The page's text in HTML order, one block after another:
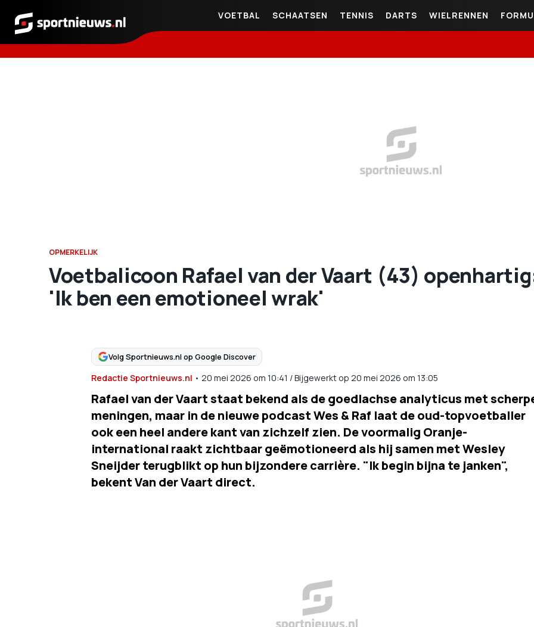
Sportnieuws.nl
VOETBAL SCHAATSEN TENNIS DARTS WIELRENNEN
OPMERKELIJK
Voetbalicoon Rafael van der Vaart (43)
'Ik ben een emotioneel wrak'
Volg Sportnieuws.nl op Google Discover
Redactie Sportnieuws.nl • 20 mei 2026 om 10:41 /Bijgewerkt op 20 mei 2026 om 13:05
Rafael van der Vaart staat bekend als de goedlachse analyticus met
meningen, maar in de nieuwe podcast Wes & Raf laat de oud-topvoetballer
ook een heel andere kant van zichzelf zien. De voormalig Oranje-
international raakt zichtbaar geëmotioneerd als hij samen met Wesley
Sneijder terugblikt op hun bijzondere carrière. "Ik begin bijna te janken",
bekent Van der Vaart direct.